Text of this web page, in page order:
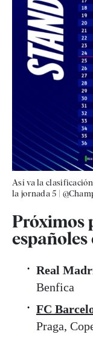
Así va la
la jornada 5
Próximos
Real
Benfica
FC
Praga,